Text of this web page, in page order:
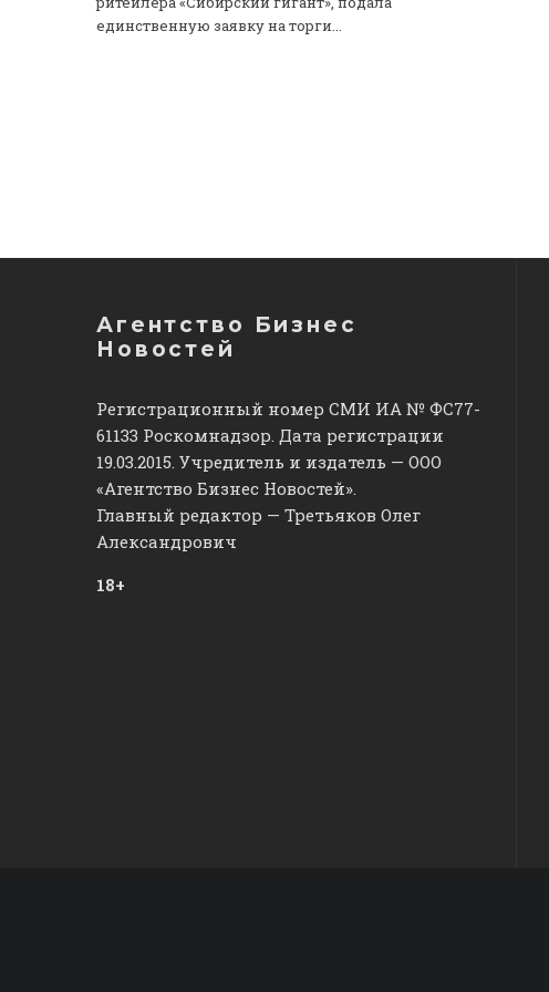
единственную заявку на торги...
Агентство Бизнес
Новостей
Регистрационный номер СМИ ИА № ФС77-
61133 Роскомнадзор. Дата регистрации
19.03.2015. Учредитель и издатель — ООО
«Агентство Бизнес Новостей».
Главный редактор — Третьяков Олег
Александрович
18+